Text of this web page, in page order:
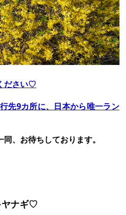
ださい♡
先9カ所に、日本から唯一ラン
、お待ちしております。
ヤナギ♡